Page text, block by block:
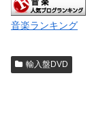
音楽ランキング
輸入盤DVD